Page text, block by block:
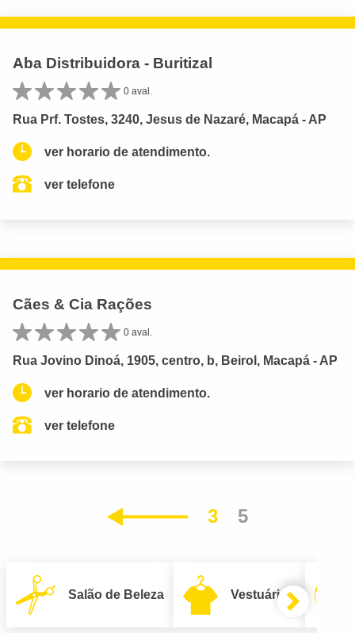
Aba Distribuidora - Buritizal
0 aval.
Rua Prf. Tostes, 3240, Jesus de Nazaré, Macapá - AP
ver horario de atendimento.
ver telefone
Cães & Cia Rações
0 aval.
Rua Jovino Dinoá, 1905, centro, b, Beirol, Macapá - AP
ver horario de atendimento.
ver telefone
3 5
Salão de Beleza Vestuário